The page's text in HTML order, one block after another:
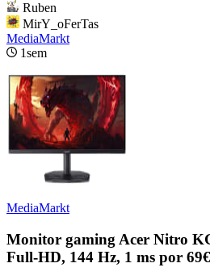
Ruben
MirY_oFerTas
MediaMarkt
1sem
MediaMarkt
Monitor gaming Acer Nitro
Full-HD, 144 Hz, 1 ms por 69€